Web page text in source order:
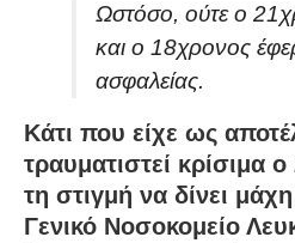
Ωστόσο, ούτε ο
και ο 18χρονος
ασφαλείας.
Κάτι που είχε ως
τραυματιστεί κρίσιμα
τη στιγμή να δίνει
Γενικό Νοσοκομείο